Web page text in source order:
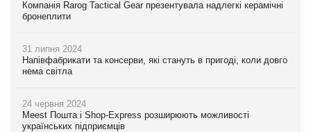
Компанія Rarog Tactical Gear презентувала надлегкі керамічні
бронеплити
31 липня 2024
Напівфабрикати та консерви, які стануть в пригоді, коли довго
нема світла
24 червня 2024
Meest Пошта і Shop-Express розширюють можливості
українських підприємців